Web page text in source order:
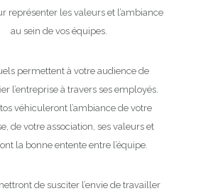
représenter les valeurs et l’ambiance
au sein de vos équipes.
permettent à votre audience de
l’entreprise à travers ses employés.
véhiculeront l’ambiance de votre
de votre association, ses valeurs et
la bonne entente entre l’équipe.
de susciter l’envie de travailler